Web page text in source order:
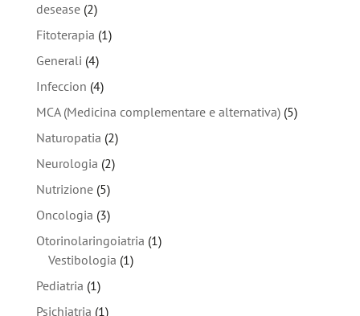
desease (2)
Fitoterapia (1)
Generali (4)
Infeccion (4)
MCA (Medicina complementare e alternativa) (5)
Naturopatia (2)
Neurologia (2)
Nutrizione (5)
Oncologia (3)
Otorinolaringoiatria (1)
Vestibologia (1)
Pediatria (1)
Psichiatria (1)